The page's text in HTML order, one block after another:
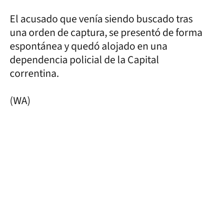
El acusado que venía siendo buscado tras
una orden de captura, se presentó de forma
espontánea y quedó alojado en una
dependencia policial de la Capital
correntina.
(WA)